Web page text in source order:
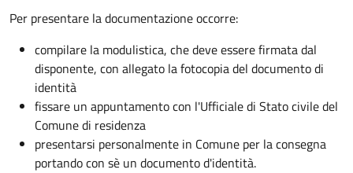
Per presentare la documentazione occorre:
compilare la modulistica, che deve essere firmata dal
disponente, con allegato la fotocopia del documento di
identità
fissare un appuntamento con l'Ufficiale di Stato civile del
Comune di residenza
presentarsi personalmente in Comune per la consegna
portando con sè un documento d'identità.